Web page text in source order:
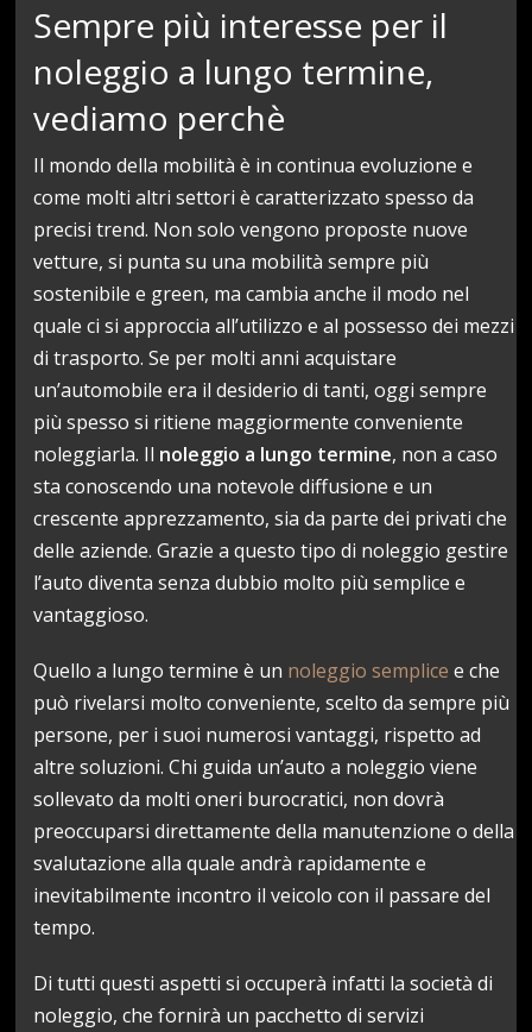
Sempre più interesse per il
noleggio a lungo termine,
vediamo perchè
Il mondo della mobilità è in continua evoluzione e
come molti altri settori è caratterizzato spesso da
precisi trend. Non solo vengono proposte nuove
vetture, si punta su una mobilità sempre più
sostenibile e green, ma cambia anche il modo nel
quale ci si approccia all’utilizzo e al possesso dei mezzi
di trasporto. Se per molti anni acquistare
un’automobile era il desiderio di tanti, oggi sempre
più spesso si ritiene maggiormente conveniente
noleggiarla. Il noleggio a lungo termine, non a caso
sta conoscendo una notevole diffusione e un
crescente apprezzamento, sia da parte dei privati che
delle aziende. Grazie a questo tipo di noleggio gestire
l’auto diventa senza dubbio molto più semplice e
vantaggioso.
Quello a lungo termine è un noleggio semplice e che
può rivelarsi molto conveniente, scelto da sempre più
persone, per i suoi numerosi vantaggi, rispetto ad
altre soluzioni. Chi guida un’auto a noleggio viene
sollevato da molti oneri burocratici, non dovrà
preoccuparsi direttamente della manutenzione o della
svalutazione alla quale andrà rapidamente e
inevitabilmente incontro il veicolo con il passare del
tempo.
Di tutti questi aspetti si occuperà infatti la società di
noleggio, che fornirà un pacchetto di servizi